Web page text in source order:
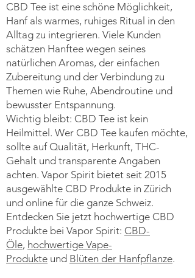
CBD Tee ist eine schöne Möglichkeit,
Hanf als warmes, ruhiges Ritual in den
Alltag zu integrieren. Viele Kunden
schätzen Hanftee wegen seines
natürlichen Aromas, der einfachen
Zubereitung und der Verbindung zu
Themen wie Ruhe, Abendroutine und
bewusster Entspannung.
Wichtig bleibt: CBD Tee ist kein
Heilmittel. Wer CBD Tee kaufen möchte,
sollte auf Qualität, Herkunft, THC-
Gehalt und transparente Angaben
achten. Vapor Spirit bietet seit 2015
ausgewählte CBD Produkte in Zürich
und online für die ganze Schweiz.
Entdecken Sie jetzt hochwertige CBD
Produkte bei Vapor Spirit: CBD-
Öle, hochwertige Vape-
Produkte und Blüten der Hanfpflanze.